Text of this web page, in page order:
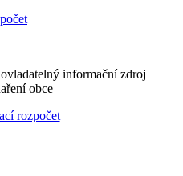
informační zdroj
obce
rozpočet